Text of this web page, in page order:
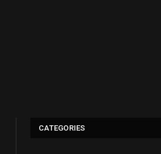
CATEGORIES